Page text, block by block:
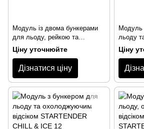
Модуль із двома бункерами
для льоду, рейкою та
органайзером STARTENDER
CHILL & ICE 16 (SR ORG)
Ціну уточнюйте
Дізнатися ціну
Модуль
льоду
& ICE 08
Ціну